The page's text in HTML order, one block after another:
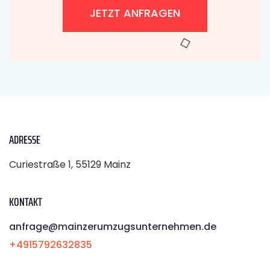
JETZT ANFRAGEN
ADRESSE
Curiestraße 1, 55129 Mainz
KONTAKT
anfrage@mainzerumzugsunternehmen.de
+4915792632835